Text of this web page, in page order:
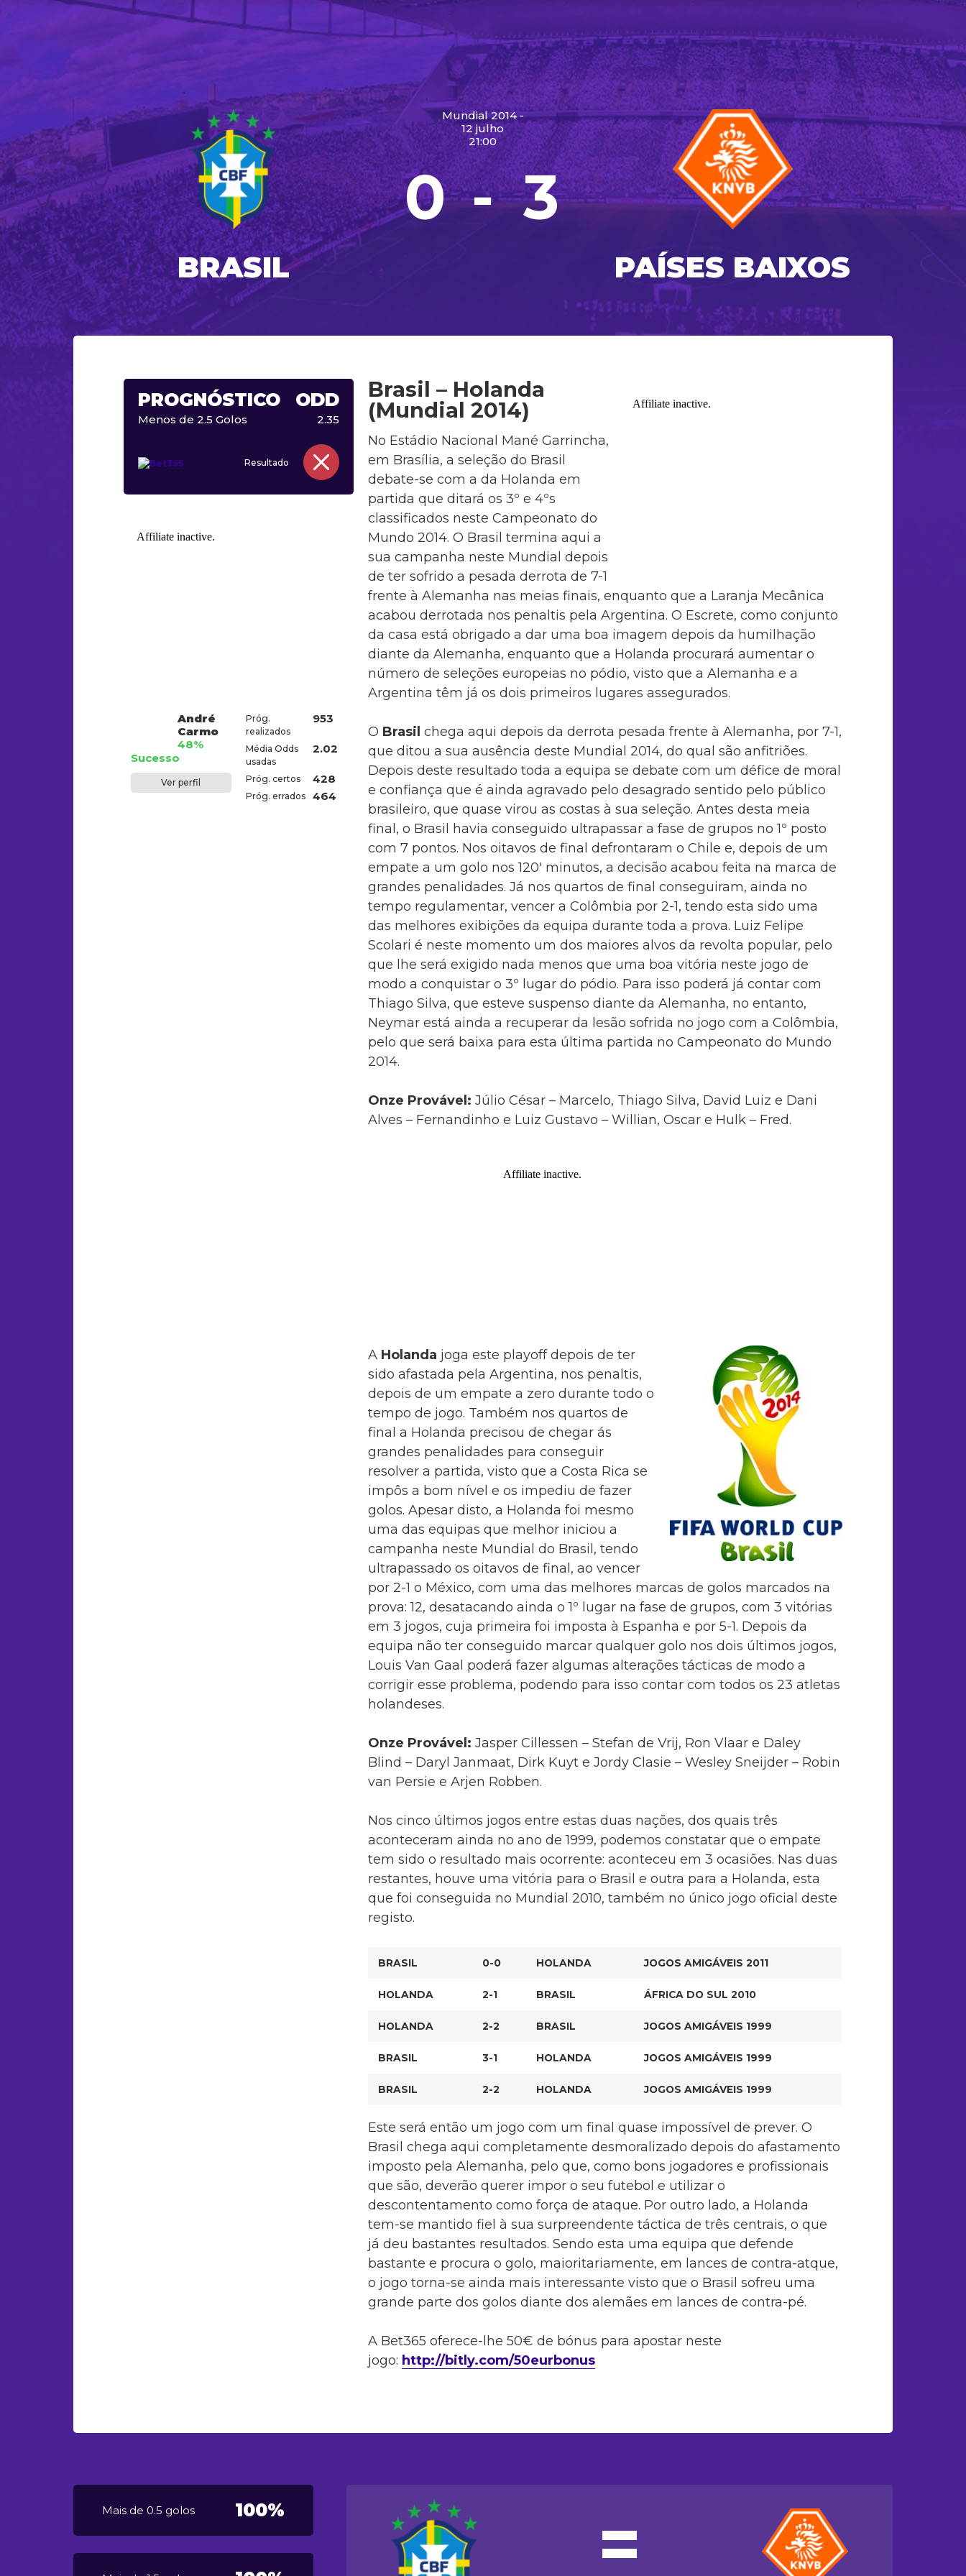
BRASIL
Mundial 2014 -
12 julho
21:00
0 - 3
PAÍSES BAIXOS
PROGNÓSTICO ODD
Menos de 2.5 Golos 2.35
Resultado
André
Carmo
48%
Sucesso
Ver perfil
Próg.
realizados
953
Média Odds
usadas
2.02
Próg. certos 428
Próg. errados 464
Brasil – Holanda
(Mundial 2014)
No Estádio Nacional Mané Garrincha,
em Brasília, a seleção do Brasil
debate-se com a da Holanda em
partida que ditará os 3º e 4ºs
classificados neste Campeonato do
Mundo 2014. O Brasil termina aqui a
sua campanha neste Mundial depois
de ter sofrido a pesada derrota de 7-1
frente à Alemanha nas meias finais, enquanto que a Laranja Mecânica
acabou derrotada nos penaltis pela Argentina. O Escrete, como conjunto
da casa está obrigado a dar uma boa imagem depois da humilhação
diante da Alemanha, enquanto que a Holanda procurará aumentar o
número de seleções europeias no pódio, visto que a Alemanha e a
Argentina têm já os dois primeiros lugares assegurados.
O Brasil chega aqui depois da derrota pesada frente à Alemanha, por 7-1,
que ditou a sua ausência deste Mundial 2014, do qual são anfitriões.
Depois deste resultado toda a equipa se debate com um défice de moral
e confiança que é ainda agravado pelo desagrado sentido pelo público
brasileiro, que quase virou as costas à sua seleção. Antes desta meia
final, o Brasil havia conseguido ultrapassar a fase de grupos no 1º posto
com 7 pontos. Nos oitavos de final defrontaram o Chile e, depois de um
empate a um golo nos 120′ minutos, a decisão acabou feita na marca de
grandes penalidades. Já nos quartos de final conseguiram, ainda no
tempo regulamentar, vencer a Colômbia por 2-1, tendo esta sido uma
das melhores exibições da equipa durante toda a prova. Luiz Felipe
Scolari é neste momento um dos maiores alvos da revolta popular, pelo
que lhe será exigido nada menos que uma boa vitória neste jogo de
modo a conquistar o 3º lugar do pódio. Para isso poderá já contar com
Thiago Silva, que esteve suspenso diante da Alemanha, no entanto,
Neymar está ainda a recuperar da lesão sofrida no jogo com a Colômbia,
pelo que será baixa para esta última partida no Campeonato do Mundo
2014.
Onze Provável: Júlio César – Marcelo, Thiago Silva, David Luiz e Dani
Alves – Fernandinho e Luiz Gustavo – Willian, Oscar e Hulk – Fred.
A Holanda joga este playoff depois de ter
sido afastada pela Argentina, nos penaltis,
depois de um empate a zero durante todo o
tempo de jogo. Também nos quartos de
final a Holanda precisou de chegar ás
grandes penalidades para conseguir
resolver a partida, visto que a Costa Rica se
impôs a bom nível e os impediu de fazer
golos. Apesar disto, a Holanda foi mesmo
uma das equipas que melhor iniciou a
campanha neste Mundial do Brasil, tendo
ultrapassado os oitavos de final, ao vencer
por 2-1 o México, com uma das melhores marcas de golos marcados na
prova: 12, desatacando ainda o 1º lugar na fase de grupos, com 3 vitórias
em 3 jogos, cuja primeira foi imposta à Espanha e por 5-1. Depois da
equipa não ter conseguido marcar qualquer golo nos dois últimos jogos,
Louis Van Gaal poderá fazer algumas alterações tácticas de modo a
corrigir esse problema, podendo para isso contar com todos os 23 atletas
holandeses.
Onze Provável: Jasper Cillessen – Stefan de Vrij, Ron Vlaar e Daley
Blind – Daryl Janmaat, Dirk Kuyt e Jordy Clasie – Wesley Sneijder – Robin
van Persie e Arjen Robben.
Nos cinco últimos jogos entre estas duas nações, dos quais três
aconteceram ainda no ano de 1999, podemos constatar que o empate
tem sido o resultado mais ocorrente: aconteceu em 3 ocasiões. Nas duas
restantes, houve uma vitória para o Brasil e outra para a Holanda, esta
que foi conseguida no Mundial 2010, também no único jogo oficial deste
registo.
BRASIL 0-0 HOLANDA JOGOS AMIGÁVEIS 2011
HOLANDA 2-1 BRASIL ÁFRICA DO SUL 2010
HOLANDA 2-2 BRASIL JOGOS AMIGÁVEIS 1999
BRASIL 3-1 HOLANDA JOGOS AMIGÁVEIS 1999
BRASIL 2-2 HOLANDA JOGOS AMIGÁVEIS 1999
Este será então um jogo com um final quase impossível de prever. O
Brasil chega aqui completamente desmoralizado depois do afastamento
imposto pela Alemanha, pelo que, como bons jogadores e profissionais
que são, deverão querer impor o seu futebol e utilizar o
descontentamento como força de ataque. Por outro lado, a Holanda
tem-se mantido fiel à sua surpreendente táctica de três centrais, o que
já deu bastantes resultados. Sendo esta uma equipa que defende
bastante e procura o golo, maioritariamente, em lances de contra-atque,
o jogo torna-se ainda mais interessante visto que o Brasil sofreu uma
grande parte dos golos diante dos alemães em lances de contra-pé.
A Bet365 oferece-lhe 50€ de bónus para apostar neste
jogo: http://bitly.com/50eurbonus
Mais de 0.5 golos 100% =